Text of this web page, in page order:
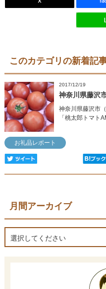
このカテゴリの新着記
2017/12/19
神奈川県藤沢市
「桃太郎トマト
お礼品レポート
月間アーカイブ
選択してください